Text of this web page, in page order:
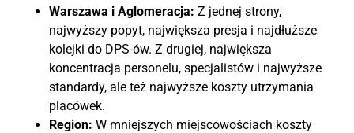
Warszawa i Aglomeracja: Z jednej strony,
najwyższy popyt, największa presja i najdłuższe
kolejki do DPS-ów. Z drugiej, największa
koncentracja personelu, specjalistów i najwyższe
standardy, ale też najwyższe koszty utrzymania
placówek.
Region: W mniejszych miejscowościach koszty